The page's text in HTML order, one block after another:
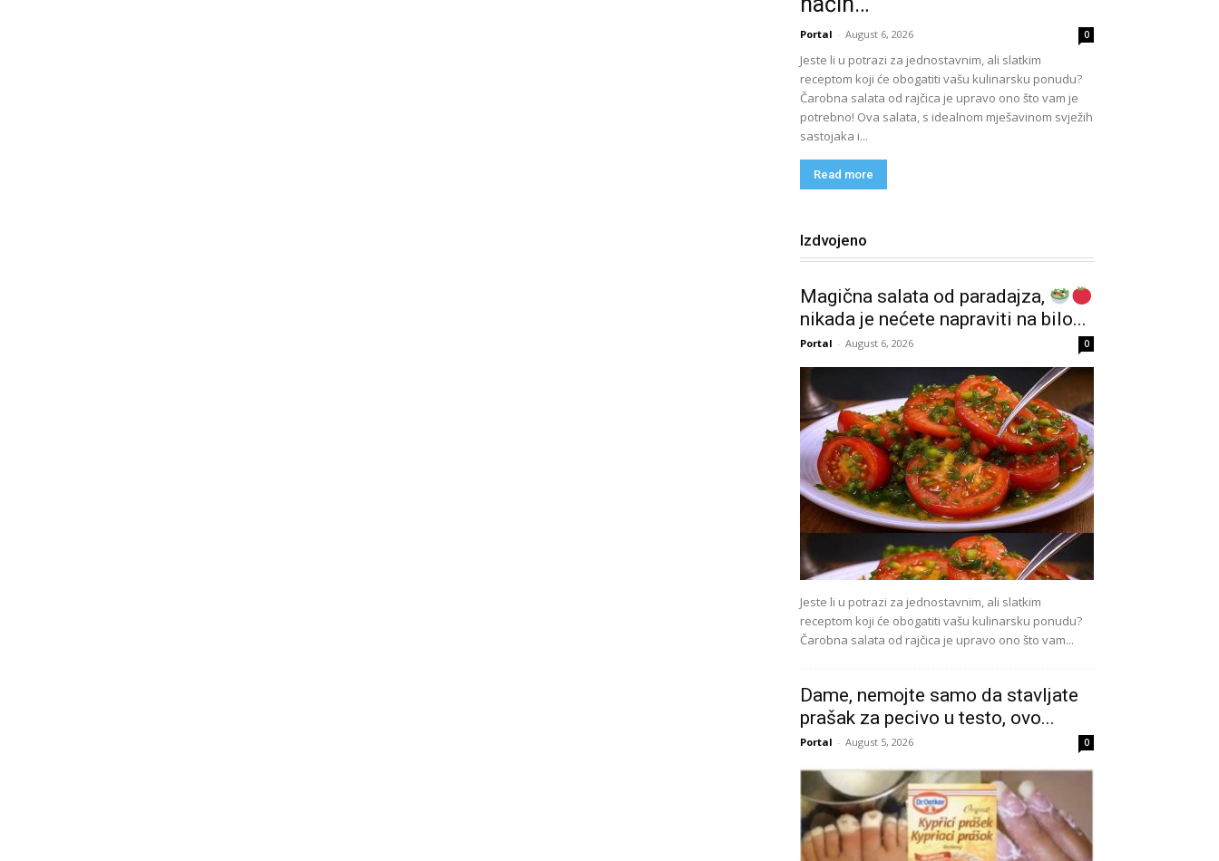
Portal - August 6, 2026 0
Jeste li u potrazi za jednostavnim, ali slatkim
receptom koji će obogatiti vašu kulinarsku ponudu?
Čarobna salata od rajčica je upravo ono što vam je
potrebno! Ova salata, s idealnom mješavinom svježih
sastojaka i...
Read more
Izdvojeno
Magična salata od paradajza,
nikada je nećete napraviti na bilo...
Portal - August 6, 2026 0
Jeste li u potrazi za jednostavnim, ali slatkim
receptom koji će obogatiti vašu kulinarsku ponudu?
Čarobna salata od rajčica je upravo ono što vam...
Dame, nemojte samo da stavljate
prašak za pecivo u testo, ovo...
Portal - August 5, 2026 0